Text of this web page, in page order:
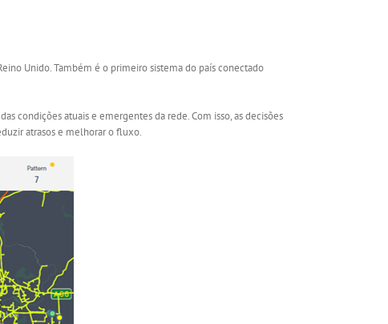
Unido. Também é o primeiro sistema do país conectado
condições atuais e emergentes da rede. Com isso, as decisões
atrasos e melhorar o fluxo.